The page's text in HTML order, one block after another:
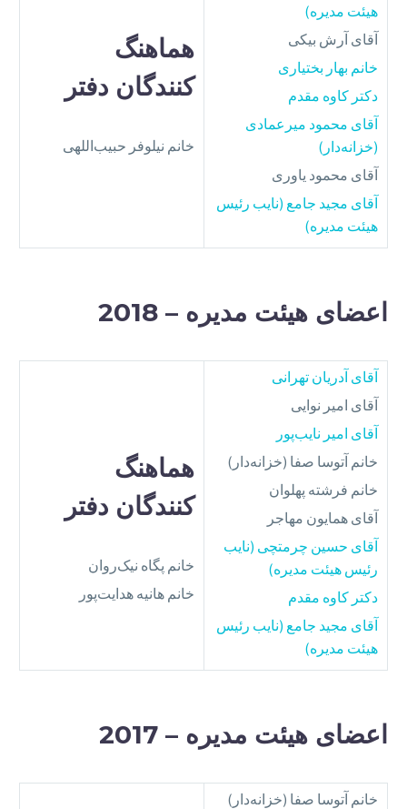
هیئت مدیره)
آقای آرش بیکی
خانم بهار بختیاری
دکتر کاوه مقدم
آقای محمود میرعمادی
(خزانه‌دار)
آقای محمود یاوری
آقای مجید جامع (نایب رئیس
هیئت مدیره)
هماهنگ‌
کنندگان دفتر
خانم نیلوفر حبیب‌اللهی
اعضای هیئت مدیره – 2018
آقای آدریان تهرانی
آقای امیر نوایی
آقای امیر نایب‌پور
خانم آتوسا صفا (خزانه‌دار)
خانم فرشته پهلوان
آقای همایون مهاجر
آقای حسین چرمتچی (نایب
رئیس هیئت مدیره)
دکتر کاوه مقدم
آقای مجید جامع (نایب رئیس
هیئت مدیره)
هماهنگ‌
کنندگان دفتر
خانم پگاه نیک‌روان
خانم هانیه هدایت‌پور
اعضای هیئت مدیره – 2017
خانم آتوسا صفا (خزانه‌دار)